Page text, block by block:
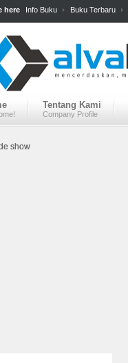
here Info Buku Buku Terbaru
Tentang Kami
Company Profile